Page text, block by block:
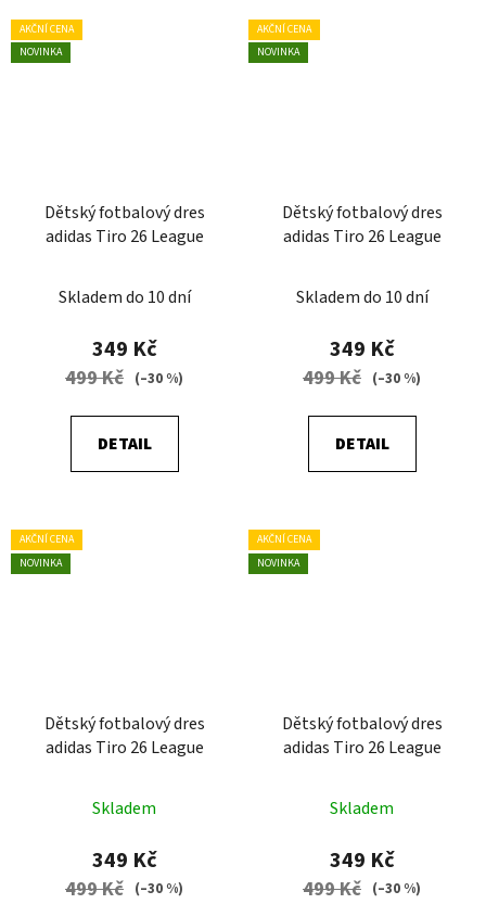
AKČNÍ CENA
NOVINKA
Dětský fotbalový dres
adidas Tiro 26 League
Skladem do 10 dní
349 Kč
499 Kč (–30 %)
DETAIL
AKČNÍ CENA
NOVINKA
Dětský fotbalový dres
adidas Tiro 26 League
Skladem do 10 dní
349 Kč
499 Kč (–30 %)
DETAIL
AKČNÍ CENA
NOVINKA
Dětský fotbalový dres
adidas Tiro 26 League
Skladem
349 Kč
499 Kč (–30 %)
AKČNÍ CENA
NOVINKA
Dětský fotbalový dres
adidas Tiro 26 League
Skladem
349 Kč
499 Kč (–30 %)